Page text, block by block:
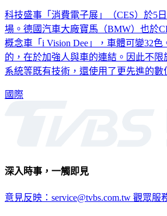
科技盛事「消費電子展」（CES）於5
場。德國汽車大廠寶馬（BMW）也於
概念車「i Vision Dee」，車體可變32
的，在於加強人與車的連結。因此不
系統等既有技術，還使用了更先進的數
國際
深入時事，一觸即見
意見反映：service@tvbs.com.tw 觀眾服